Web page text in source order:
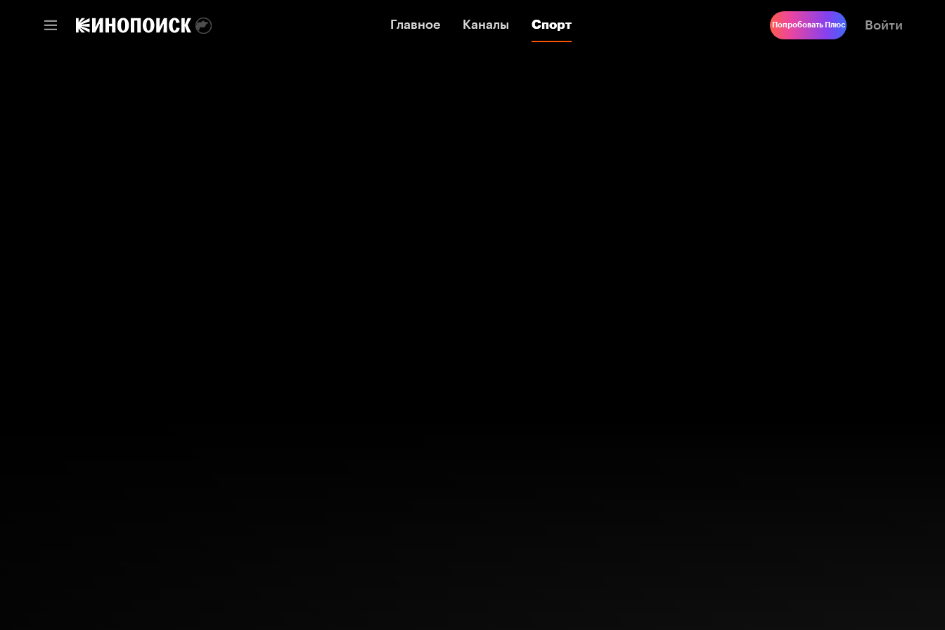
Главное Каналы Спорт
Главное Каналы Спорт Попробовать Плюс Войти